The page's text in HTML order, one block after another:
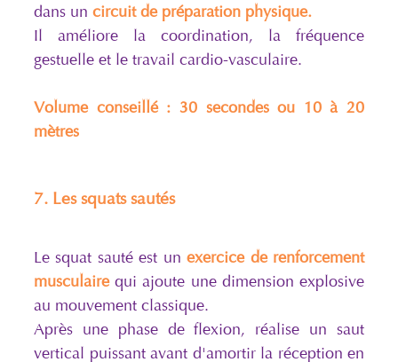
dans un circuit de préparation physique.
Il améliore la coordination, la fréquence
gestuelle et le travail cardio-vasculaire.
Volume conseillé : 30 secondes ou 10 à 20
mètres
7. Les squats sautés
Le squat sauté est unexercice de renforcement
musculairequi ajoute une dimension explosive
au mouvement classique.
Après une phase de flexion, réalise un saut
vertical puissant avant d'amortir la réception en